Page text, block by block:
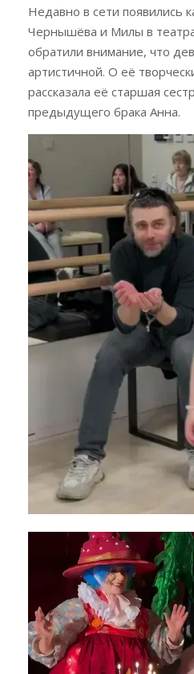
Недавно в сети появились
Чернышёва и Милы в
обратили внимание, что
артистичной. О её
рассказала её старшая
предыдущего брака Анна.